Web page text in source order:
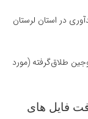
در استان لرستان
طلاق‌گرفته (مورد
فایل های